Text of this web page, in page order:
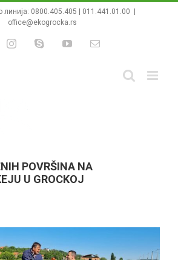
линија: 0800.405.405 011.441.01.00
office@ekogrocka.rs
InstagramSkype YouTubeEmail
POVRŠINA NA
U GROCKOJ